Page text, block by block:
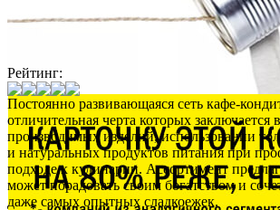
Рейтинг:
Постоянно развивающаяся сеть кафе-
отличительная черта которых заключается
производимых изделий, использовании
и натуральных продуктов питания при
подходе к кулинарии. Ассортимент
может порадовать своим богатством и
даже самых опытных сладкоежек.